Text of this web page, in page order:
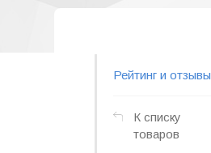
Рейтинг и отзывы
К списку
товаров